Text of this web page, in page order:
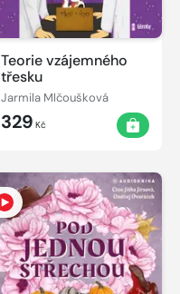
Teorie vzájemného
třesku
Jarmila Mlčoušková
329 Kč